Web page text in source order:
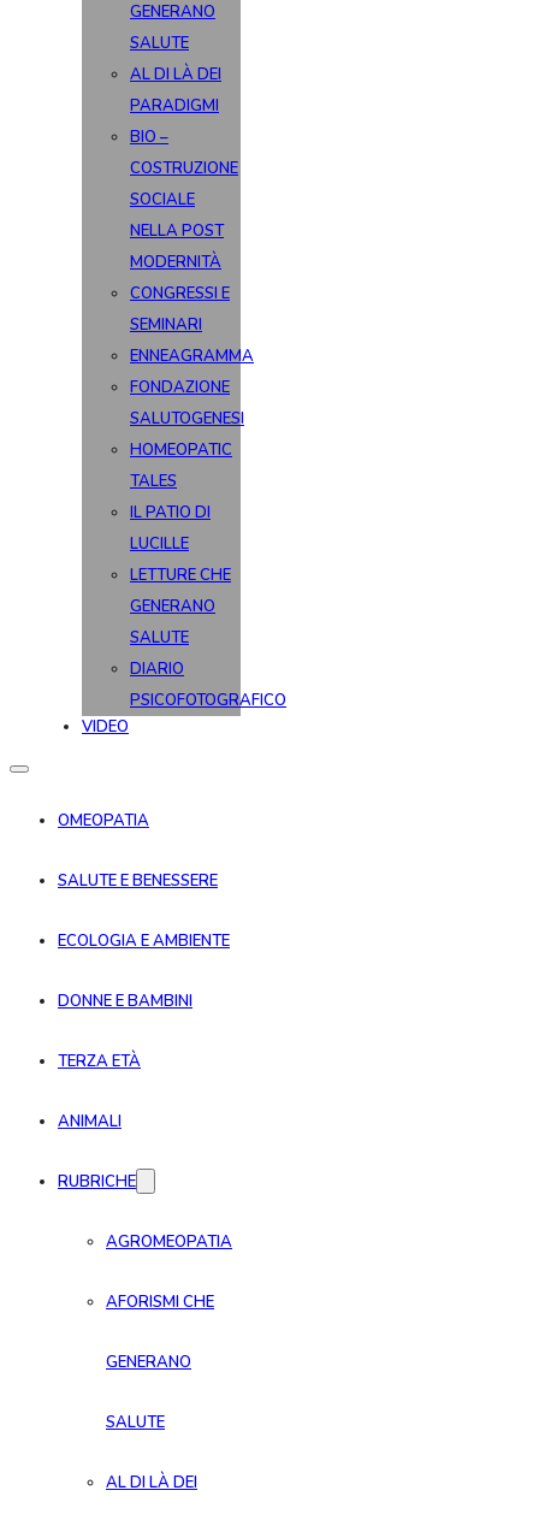
GENERANO
SALUTE
AL DI LÀ DEI
PARADIGMI
BIO –
COSTRUZIONE
SOCIALE
NELLA POST
MODERNITÀ
CONGRESSI E
SEMINARI
ENNEAGRAMMA
FONDAZIONE
SALUTOGENESI
HOMEOPATIC
TALES
IL PATIO DI
LUCILLE
LETTURE CHE
GENERANO
SALUTE
DIARIO
PSICOFOTOGRAFICO
VIDEO
OMEOPATIA
SALUTE E BENESSERE
ECOLOGIA E AMBIENTE
DONNE E BAMBINI
TERZA ETÀ
ANIMALI
RUBRICHE
AGROMEOPATIA
AFORISMI CHE
GENERANO
SALUTE
AL DI LÀ DEI